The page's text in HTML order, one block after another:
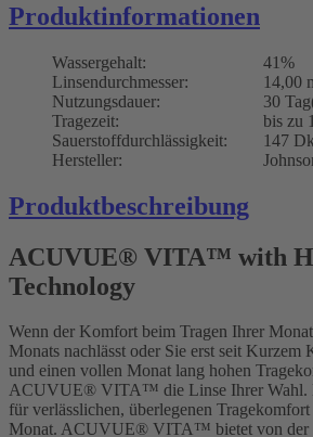
Produktinformationen
Wassergehalt:
41%
Linsendurchmesser:
14,00
Nutzungsdauer:
30
Tragezeit:
bis zu
Sauerstoffdurchlässigkeit:
147
Hersteller:
Produktbeschreibung
ACUVUE® VITA™ with
Technology
Wenn der Komfort beim Tragen Ihrer
Monats nachlässt oder Sie erst seit Kurzem
und einen vollen Monat lang hohen
ACUVUE® VITA™ die Linse Ihrer Wahl.
für verlässlichen, überlegenen
Monat. ACUVUE® VITA™ bietet von der